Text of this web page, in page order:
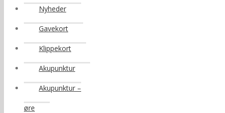
Nyheder
Gavekort
Klippekort
Akupunktur
Akupunktur –
øre